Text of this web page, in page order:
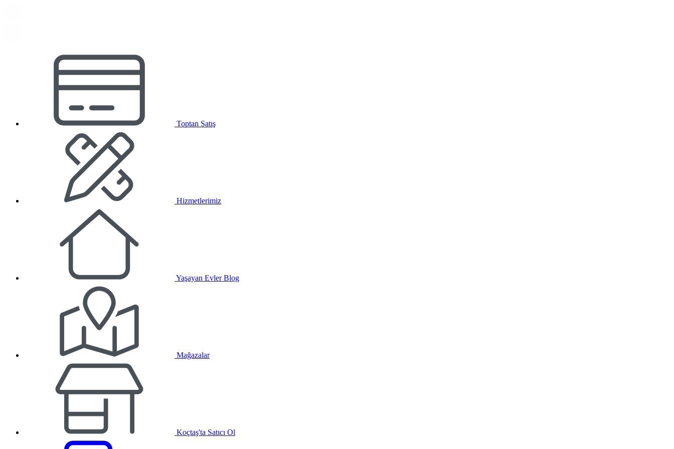
Toptan Satış
Hizmetlerimiz
Yaşayan Evler Blog
Mağazalar
Koçtaş'ta Satıcı Ol